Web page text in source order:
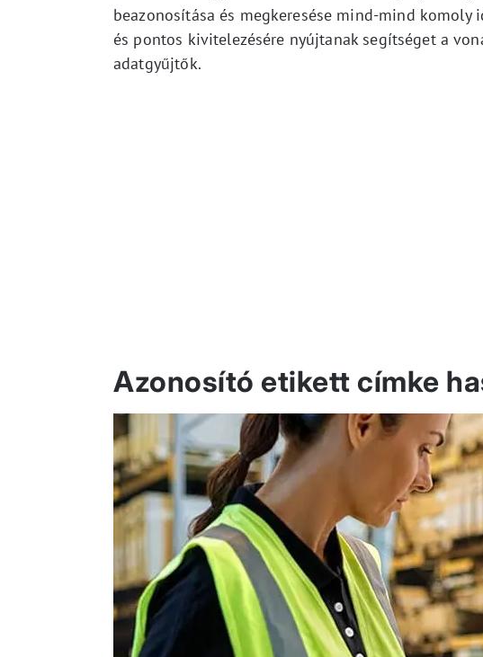
beazonosítása és megkeresése mind-mind
és pontos kivitelezésére nyújtanak segítséget a
adatgyűjtők.
Azonosító etikett címke